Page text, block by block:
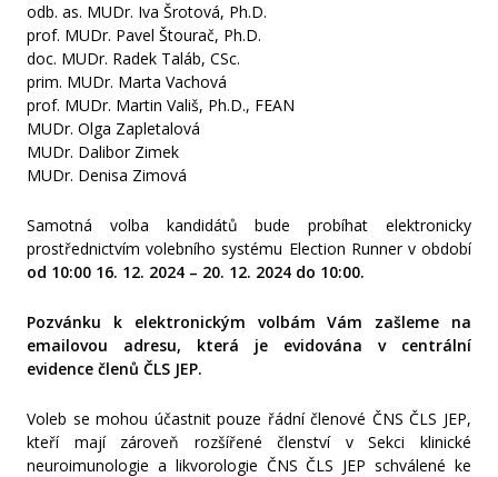
odb. as. MUDr. Iva Šrotová, Ph.D.
prof. MUDr. Pavel Štourač, Ph.D.
doc. MUDr. Radek Taláb, CSc.
prim. MUDr. Marta Vachová
prof. MUDr. Martin Vališ, Ph.D., FEAN
MUDr. Olga Zapletalová
MUDr. Dalibor Zimek
MUDr. Denisa Zimová
Samotná volba kandidátů bude probíhat elektronicky
prostřednictvím volebního systému Election Runner v období
od 10:00 16. 12. 2024 – 20. 12. 2024 do 10:00.
Pozvánku k elektronickým volbám Vám zašleme na
emailovou adresu, která je evidována v centrální
evidence členů ČLS JEP.
Voleb se mohou účastnit pouze řádní členové ČNS ČLS JEP,
kteří mají zároveň rozšířené členství v Sekci klinické
neuroimunologie a likvorologie ČNS ČLS JEP schválené ke